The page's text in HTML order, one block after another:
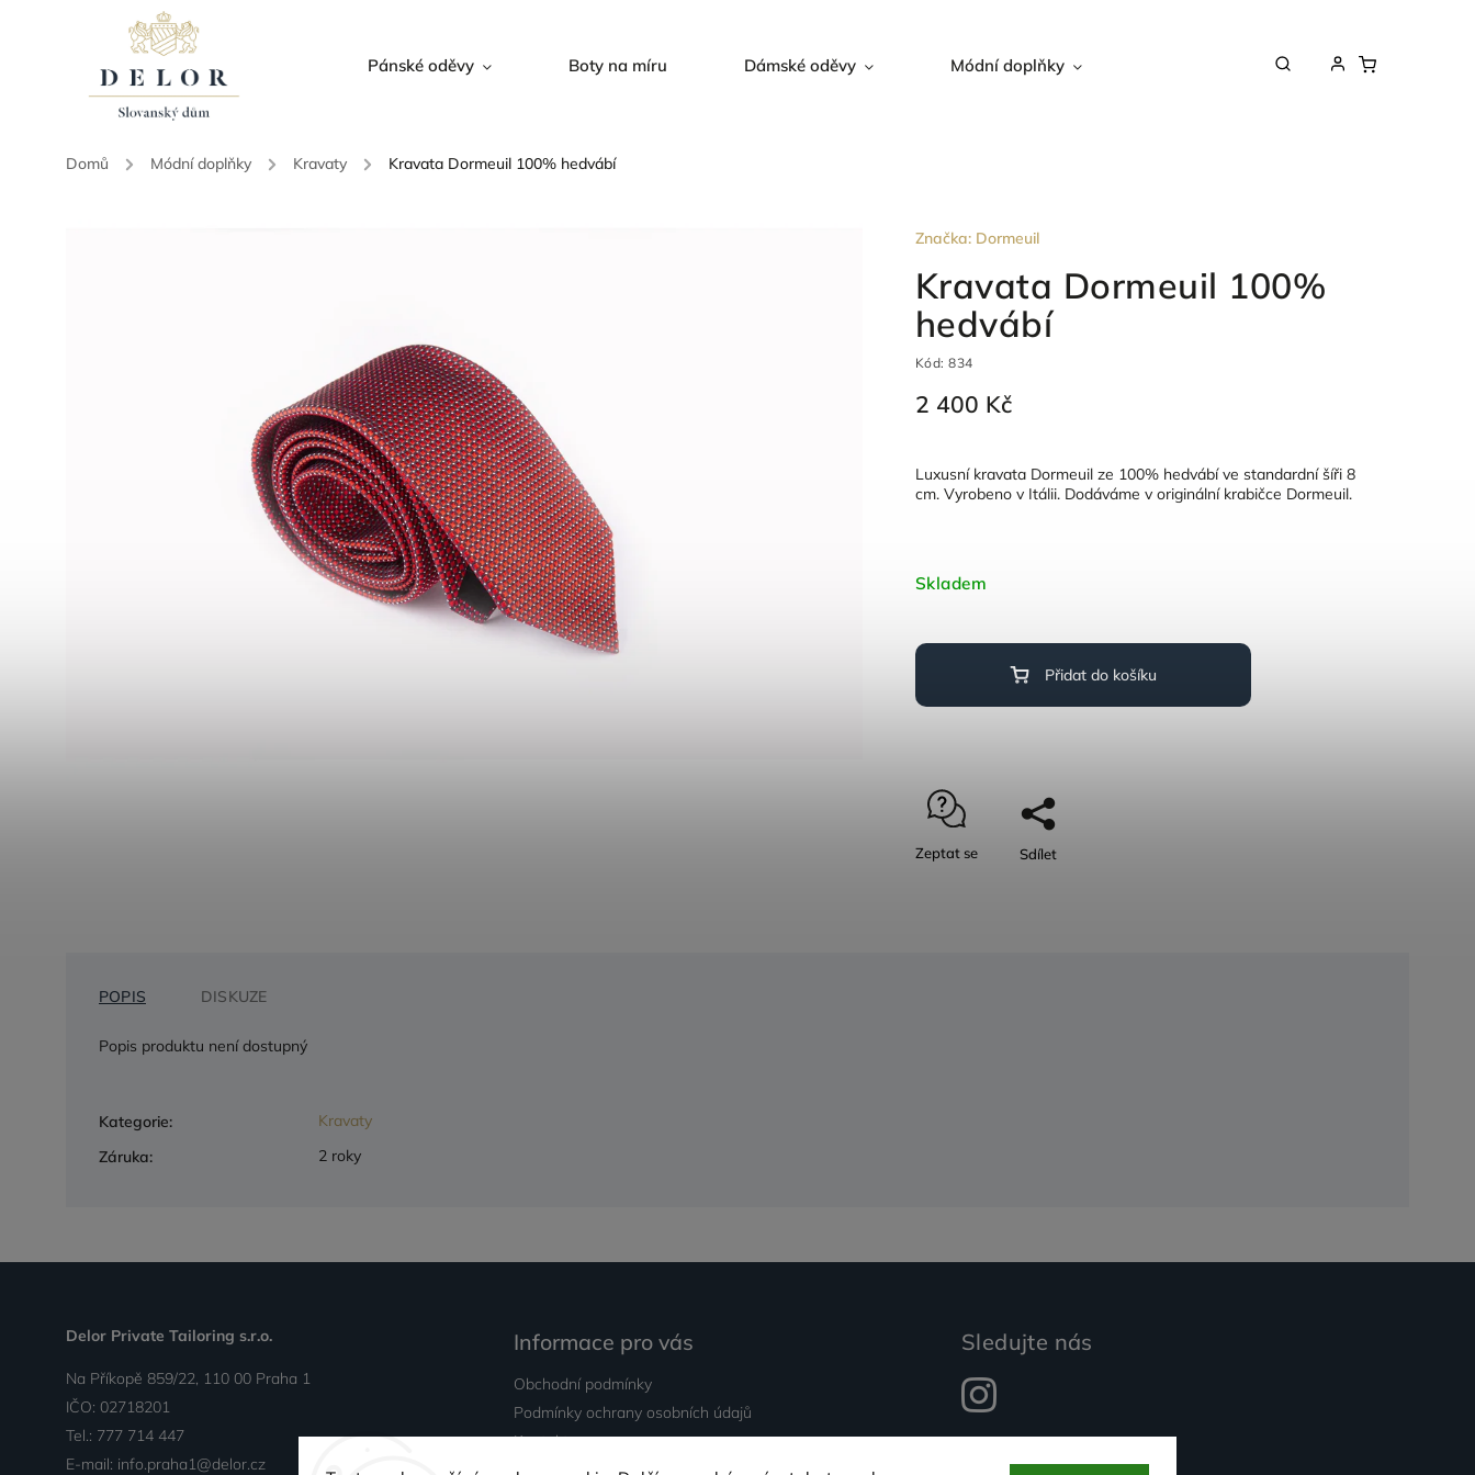
Pánské oděvy Boty na míru Dámské oděvy Módní doplňky Dárkové poukazy
Domů / Módní doplňky / Kravaty / Kravata Dormeuil 100% hedvábí
Kravata Dormeuil 100%
hedvábí
Kód: 834
2 400 Kč
Luxusní kravata Dormeuil ze 100% hedvábí ve standardní šíři 8
cm. Vyrobeno v Itálii. Dodáváme v originální krabičce Dormeuil.
Značka: Dormeuil
Skladem
Přidat do košíku
Zeptat se Sdílet
POPIS DISKUZE
Popis produktu není dostupný
Kategorie:
Kravaty
Záruka: 2 roky
Delor Private Tailoring s.r.o.
Na Příkopě 859/22, 110 00 Praha 1
IČO: 02718201
Tel.: 777 714 447
E-mail: info.praha1@delor.cz
Informace pro vás
Obchodní podmínky
Podmínky ochrany osobních údajů
Kontakty
Sledujte nás